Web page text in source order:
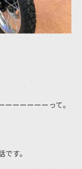
ーーーーーって。
す。